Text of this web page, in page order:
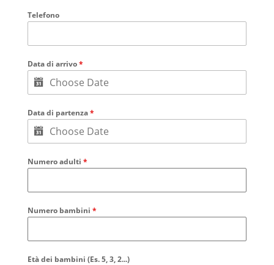
Telefono
Data di arrivo*
Data di partenza*
Numero adulti *
Numero bambini *
Età dei bambini (Es. 5, 3, 2...)